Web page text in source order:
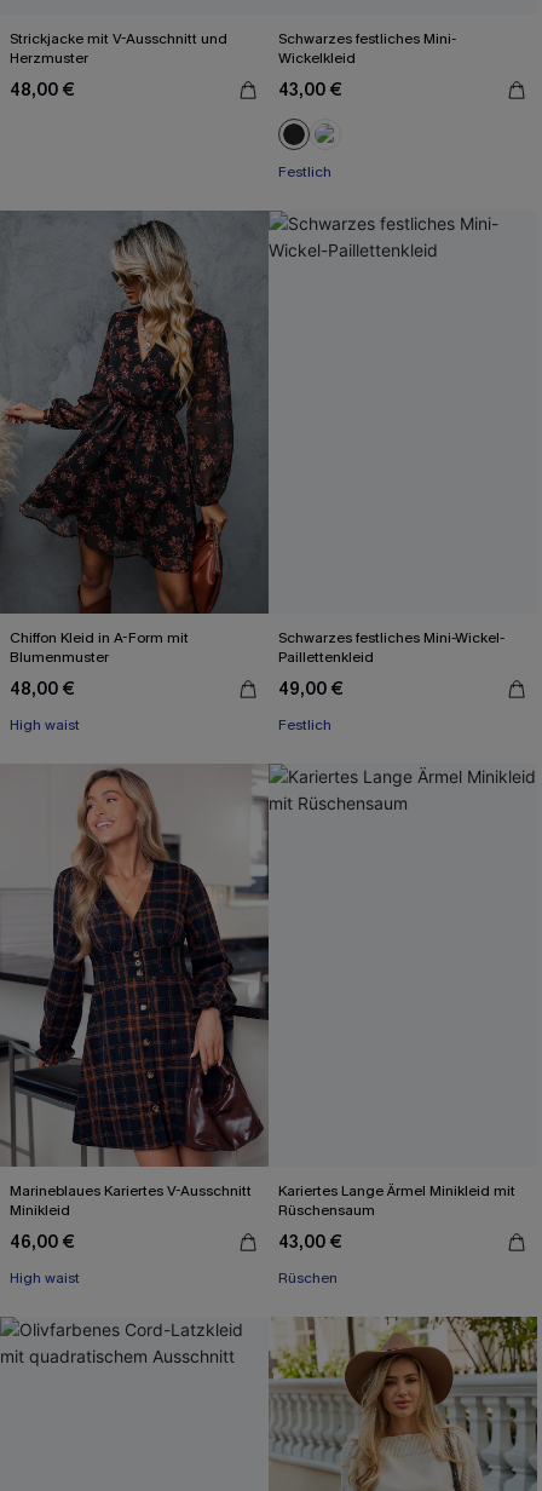
Strickjacke mit V-Ausschnitt und
Herzmuster
48,00 €
Schwarzes festliches Mini-
Wickelkleid
43,00 €
Festlich
Chiffon Kleid in A-Form mit
Blumenmuster
48,00 €
High waist
Schwarzes festliches Mini-Wickel-
Paillettenkleid
49,00 €
Festlich
Marineblaues Kariertes V-Ausschnitt
Minikleid
46,00 €
High waist
Kariertes Lange Ärmel Minikleid mit
Rüschen­saum
43,00 €
Rüschen